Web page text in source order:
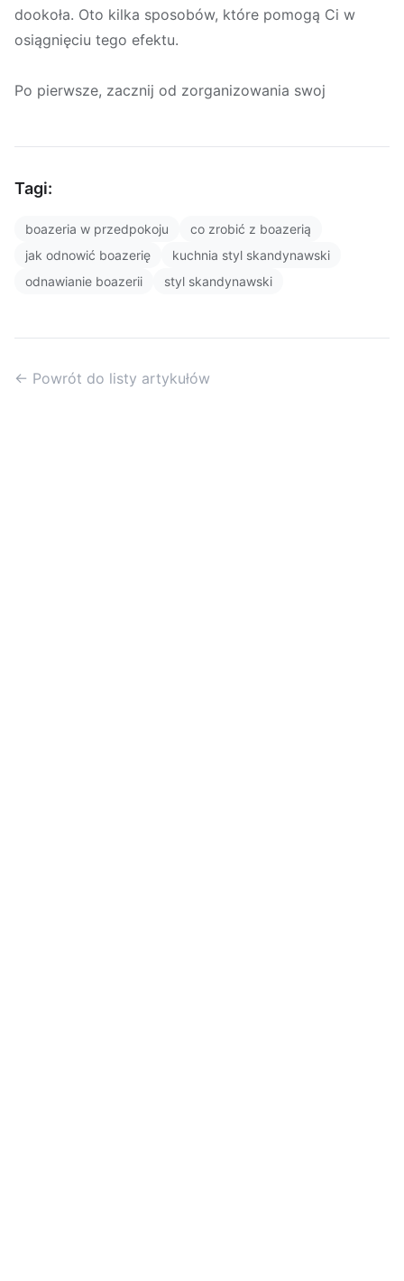
dookoła. Oto kilka sposobów, które pomogą Ci w
osiągnięciu tego efektu.
Po pierwsze, zacznij od zorganizowania swoj
Tagi:
boazeria w przedpokoju
co zrobić z boazerią
jak odnowić boazerię
kuchnia styl skandynawski
odnawianie boazerii
styl skandynawski
← Powrót do listy artykułów